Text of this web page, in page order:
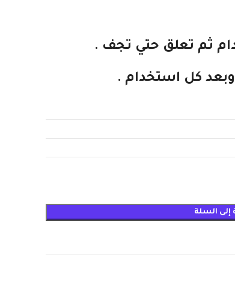
ثم تعلق حتي تجف .
كل استخدام .
إلى السلة